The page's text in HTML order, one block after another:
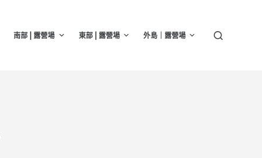
南部 | 露營場 東部 | 露營場 外島｜露營場